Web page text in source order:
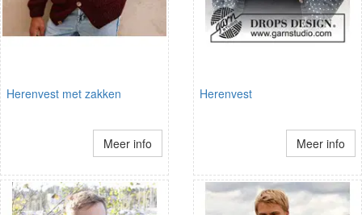
Herenvest met zakken
Meer info
Herenvest
Meer info